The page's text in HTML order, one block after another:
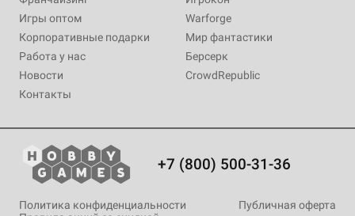
Игры оптом
Корпоративные подарки
Работа у нас
Новости
Контакты
Warforge
Мир фантастики
Берсерк
CrowdRepublic
+7 (800) 500-31-36
Политика конфиденциальности
Публичная оферта